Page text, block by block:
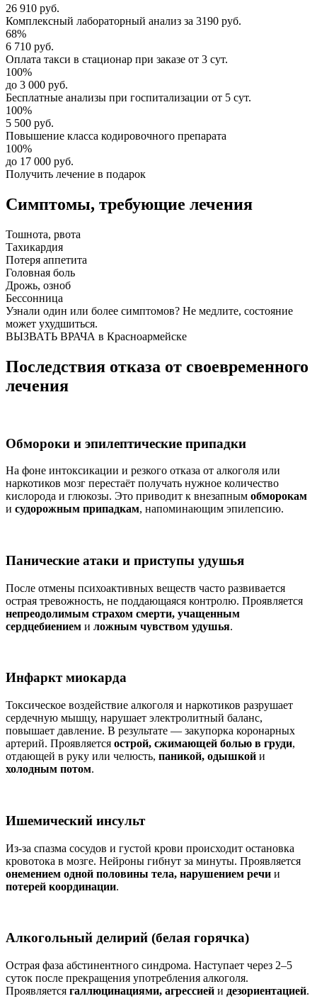
26 910 руб.
Комплексный лабораторный анализ за 3190 руб.
68%
6 710 руб.
Оплата такси в стационар при заказе от 3 сут.
100%
до 3 000 руб.
Бесплатные анализы при госпитализации от 5 сут.
100%
5 500 руб.
Повышение класса кодировочного препарата
100%
до 17 000 руб.
Получить лечение в подарок
Симптомы, требующие лечения
Тошнота, рвота
Тахикардия
Потеря аппетита
Головная боль
Дрожь, озноб
Бессонница
Узнали один или более симптомов? Не медлите, состояние
может ухудшиться.
ВЫЗВАТЬ ВРАЧА в Красноармейске
Последствия отказа от своевременного
лечения
Обмороки и эпилептические припадки
На фоне интоксикации и резкого отказа от алкоголя или
наркотиков мозг перестаёт получать нужное количество
кислорода и глюкозы. Это приводит к внезапным обморокам
и судорожным припадкам, напоминающим эпилепсию.
Панические атаки и приступы удушья
После отмены психоактивных веществ часто развивается
острая тревожность, не поддающаяся контролю. Проявляется
непреодолимым страхом смерти, учащенным
сердцебиением и ложным чувством удушья.
Инфаркт миокарда
Токсическое воздействие алкоголя и наркотиков разрушает
сердечную мышцу, нарушает электролитный баланс,
повышает давление. В результате — закупорка коронарных
артерий. Проявляется острой, сжимающей болью в груди,
отдающей в руку или челюсть, паникой, одышкой и
холодным потом.
Ишемический инсульт
Из-за спазма сосудов и густой крови происходит остановка
кровотока в мозге. Нейроны гибнут за минуты. Проявляется
онемением одной половины тела, нарушением речи и
потерей координации.
Алкогольный делирий (белая горячка)
Острая фаза абстинентного синдрома. Наступает через 2–5
суток после прекращения употребления алкоголя.
Проявляется галлюцинациями, агрессией и дезориентацией.